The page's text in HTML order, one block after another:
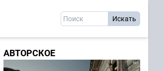
АВТОРСКОЕ